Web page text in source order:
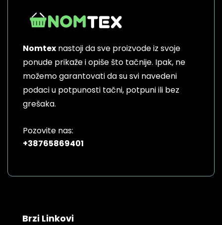
options
may
chosen
on
the
product
page
Nomtex nastoji da sve proizvode iz svoje
ponude prikaže i opiše što tačnije. Ipak, ne
možemo garantovati da su svi navedeni
podaci u potpunosti tačni, potpuni ili bez
grešaka.
Pozovite nas:
+38765869401
Brzi Linkovi